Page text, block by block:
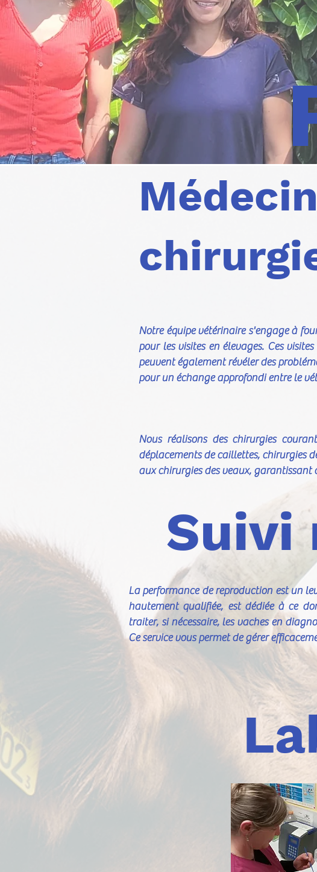
Notre équipe vétérinaire s'engage à
pour les visites en élevages. Ces
peuvent également révéler des
pour un échange approfondi entre le
Nous réalisons des chirurgies
déplacements de caillettes, chirurgies
aux chirurgies des veaux, garantissant
Suivi
La performance de reproduction est un
hautement qualifiée, est dédiée à ce
traiter, si nécessaire, les vaches en
Ce service vous permet de gérer